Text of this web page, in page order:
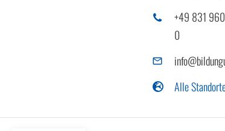
+49 831
0
Alle